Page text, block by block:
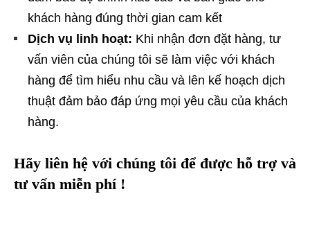
khách hàng đúng thời gian cam kết
Dịch vụ linh hoạt: Khi nhận đơn đặt hàng, tư
vấn viên của chúng tôi sẽ làm việc với khách
hàng để tìm hiểu nhu cầu và lên kế hoạch dịch
thuật đảm bảo đáp ứng mọi yêu cầu của khách
hàng.
Hãy liên hệ với chúng tôi để được hỗ trợ và
tư vấn miễn phí !